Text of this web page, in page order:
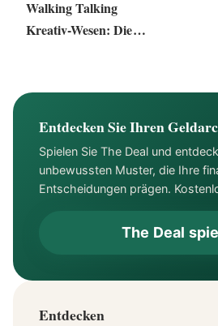
Walking Talking
Kreativ-Wesen: Die
Entdecken Sie Ihren
Spielen Sie The Deal und
unbewussten Muster, die Ihre
Entscheidungen prägen.
The Deal
Entdecken